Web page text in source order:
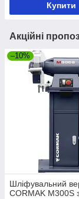
Купити
Акційні
–10%
Шліфувальний
CORMAK M300S